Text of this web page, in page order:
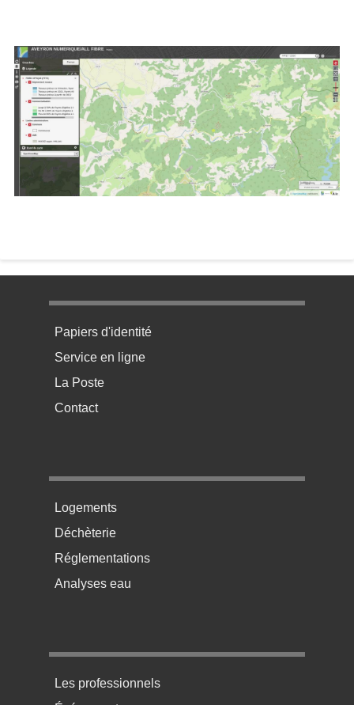
Image
Menu pratique bas de page 1
Papiers d'identité
Service en ligne
La Poste
Contact
Menu pratique bas de page 2
Logements
Déchèterie
Réglementations
Analyses eau
Menu pratique bas de page 3
Les professionnels